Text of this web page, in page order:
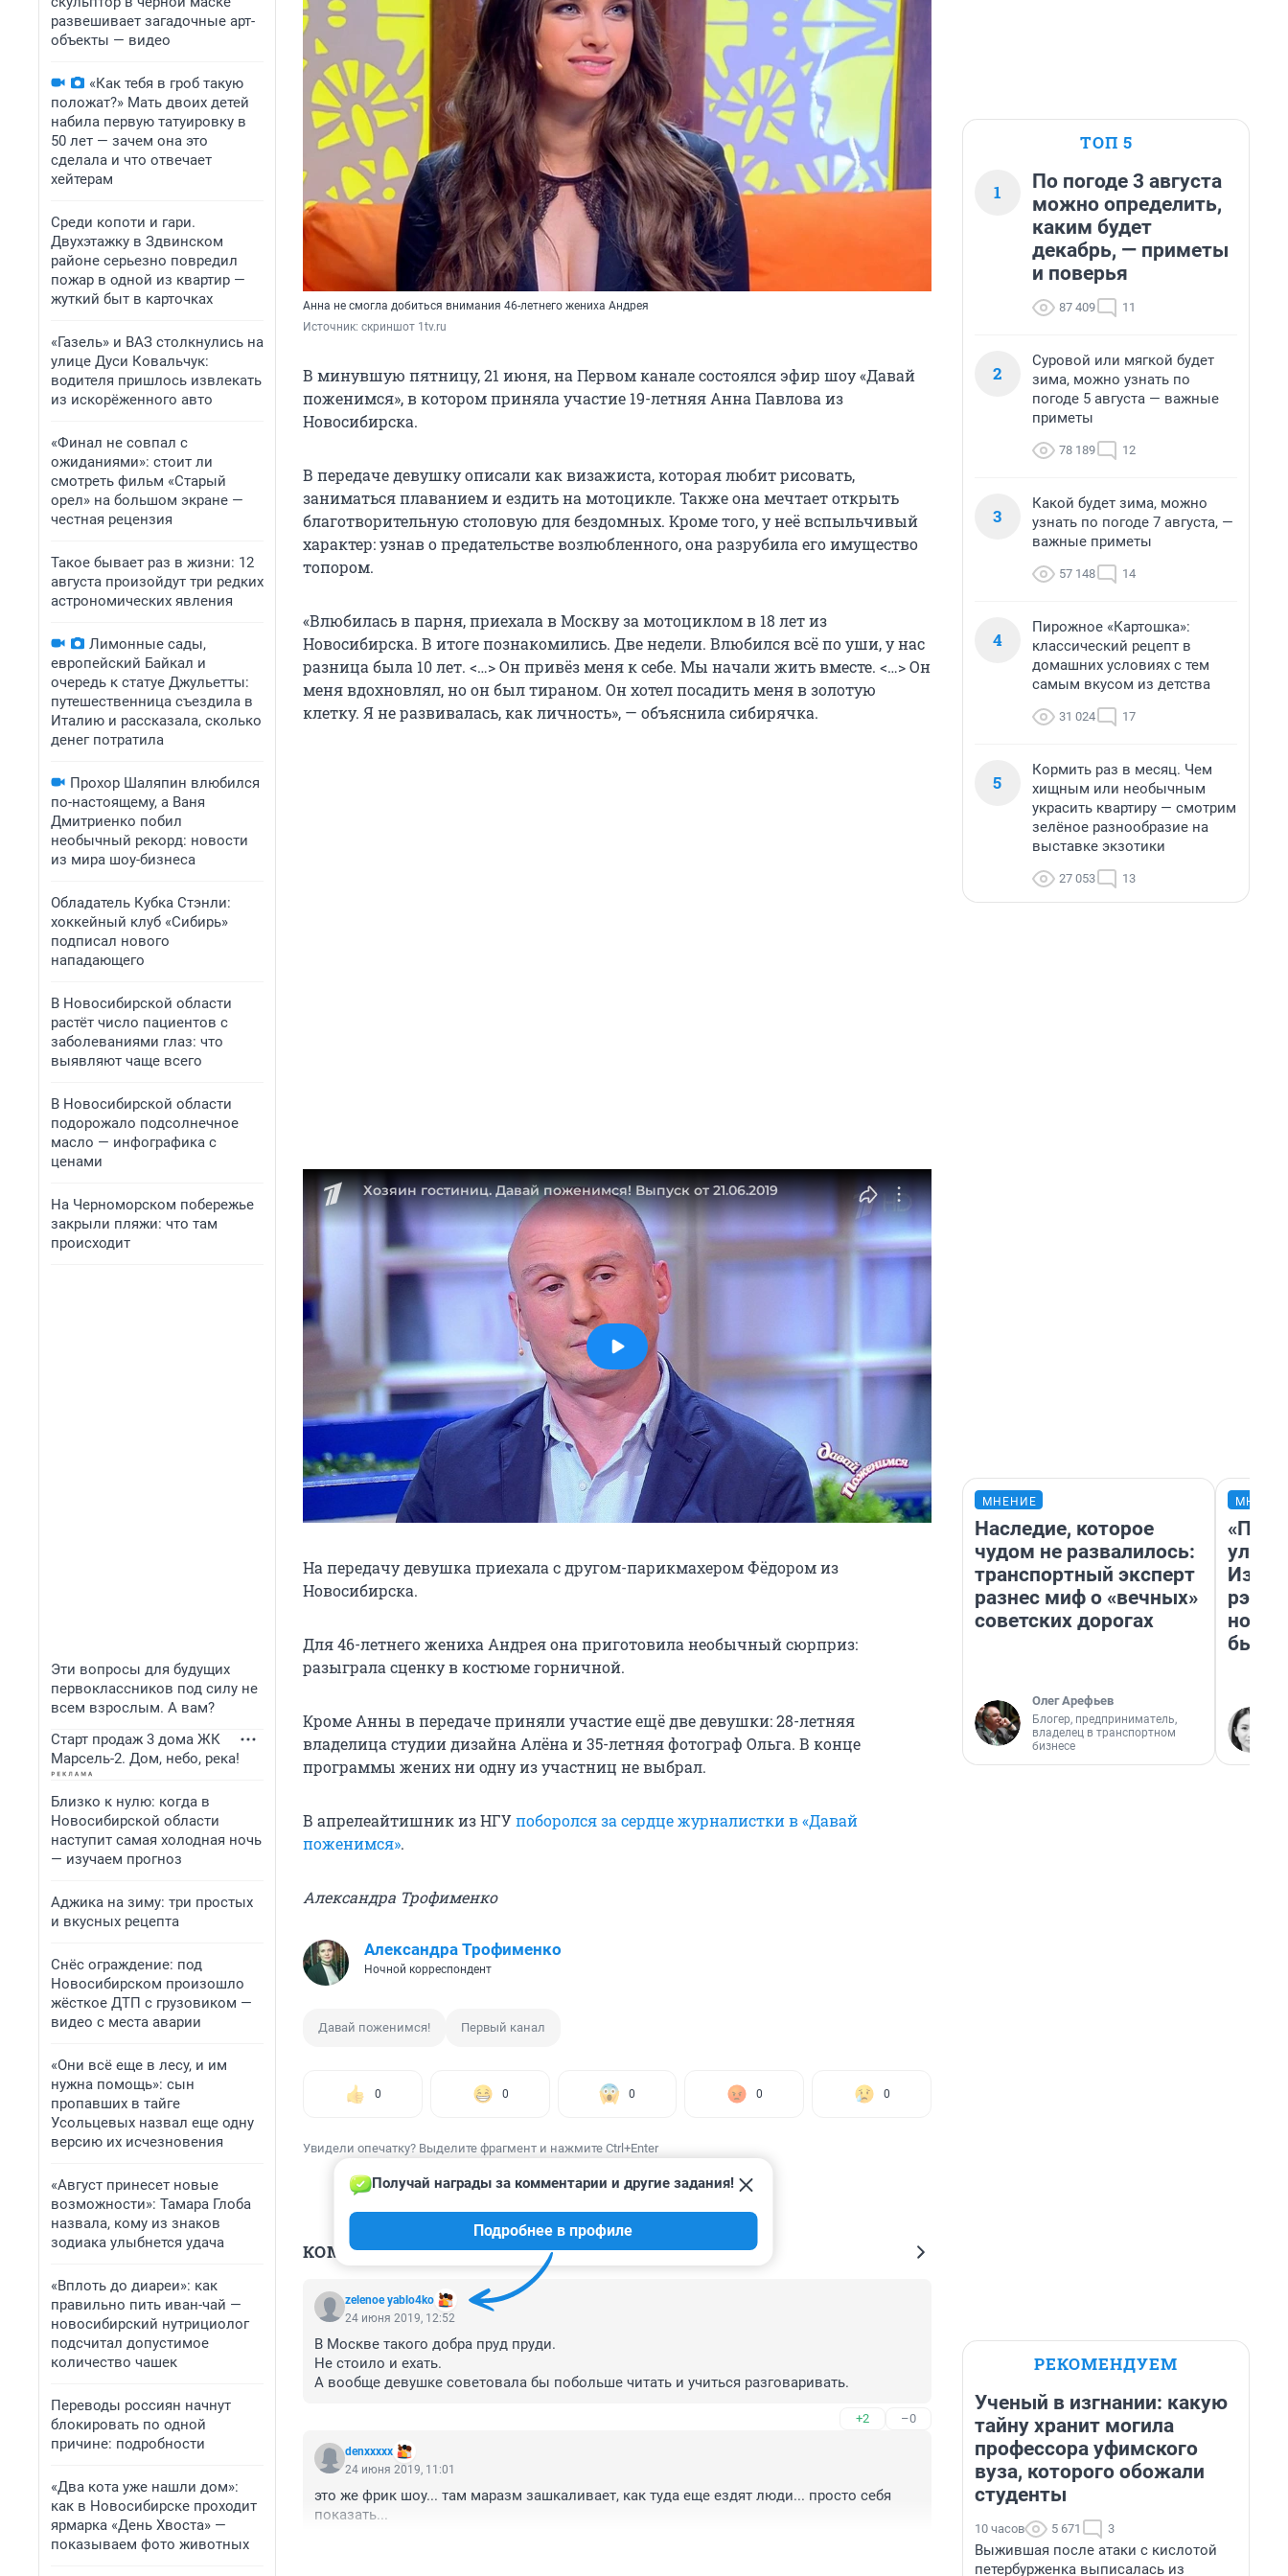
развешивает загадочные арт-
объекты — видео
«Как тебя в гроб такую
положат?» Мать двоих детей
набила первую татуировку в
50 лет — зачем она это
сделала и что отвечает
хейтерам
Среди копоти и гари.
Двухэтажку в Здвинском
районе серьезно повредил
пожар в одной из квартир —
жуткий быт в карточках
«Газель» и ВАЗ столкнулись на
улице Дуси Ковальчук:
водителя пришлось извлекать
из искорёженного авто
«Финал не совпал с
ожиданиями»: стоит ли
смотреть фильм «Старый
орел» на большом экране —
честная рецензия
Такое бывает раз в жизни: 12
августа произойдут три редких
астрономических явления
Лимонные сады,
европейский Байкал и
очередь к статуе Джульетты:
путешественница съездила в
Италию и рассказала, сколько
денег потратила
Прохор Шаляпин влюбился
по-настоящему, а Ваня
Дмитриенко побил
необычный рекорд: новости
из мира шоу-бизнеса
Обладатель Кубка Стэнли:
хоккейный клуб «Сибирь»
подписал нового
нападающего
В Новосибирской области
растёт число пациентов с
заболеваниями глаз: что
выявляют чаще всего
В Новосибирской области
подорожало подсолнечное
масло — инфографика с
ценами
На Черноморском побережье
закрыли пляжи: что там
происходит
Эти вопросы для будущих
первоклассников под силу не
всем взрослым. А вам?
Старт продаж 3 дома ЖК
Марсель-2. Дом, небо, река!
Близко к нулю: когда в
Новосибирской области
наступит самая холодная ночь
— изучаем прогноз
Аджика на зиму: три простых
и вкусных рецепта
Снёс ограждение: под
Новосибирском произошло
жёсткое ДТП с грузовиком —
видео с места аварии
«Они всё еще в лесу, и им
нужна помощь»: сын
пропавших в тайге
Усольцевых назвал еще одну
версию их исчезновения
«Август принесет новые
возможности»: Тамара Глоба
назвала, кому из знаков
зодиака улыбнется удача
«Вплоть до диареи»: как
правильно пить иван-чай —
новосибирский нутрициолог
подсчитал допустимое
количество чашек
Переводы россиян начнут
блокировать по одной
причине: подробности
«Два кота уже нашли дом»:
как в Новосибирске проходит
ярмарка «День Хвоста» —
показываем фото животных
Анна не смогла добиться внимания 46-летнего жениха Андрея
Источник: скриншот 1tv.ru
В минувшую пятницу, 21 июня, на Первом канале состоялся эфир шоу «Давай
поженимся», в котором приняла участие 19-летняя Анна Павлова из
Новосибирска.
В передаче девушку описали как визажиста, которая любит рисовать,
заниматься плаванием и ездить на мотоцикле. Также она мечтает открыть
благотворительную столовую для бездомных. Кроме того, у неё вспыльчивый
характер: узнав о предательстве возлюбленного, она разрубила его имущество
топором.
«Влюбилась в парня, приехала в Москву за мотоциклом в 18 лет из
Новосибирска. В итоге познакомились. Две недели. Влюбился всё по уши, у нас
разница была 10 лет. <…> Он привёз меня к себе. Мы начали жить вместе. <…> Он
меня вдохновлял, но он был тираном. Он хотел посадить меня в золотую
клетку. Я не развивалась, как личность», — объяснила сибирячка.
На передачу девушка приехала с другом-парикмахером Фёдором из
Новосибирска.
Для 46-летнего жениха Андрея она приготовила необычный сюрприз:
разыграла сценку в костюме горничной.
Кроме Анны в передаче приняли участие ещё две девушки: 28-летняя
владелица студии дизайна Алёна и 35-летняя фотограф Ольга. В конце
программы жених ни одну из участниц не выбрал.
В апрелеайтишник из НГУпоборолся за сердце журналистки в «Давай
поженимся».
Александра Трофименко
Александра Трофименко
Ночной корреспондент
Давай поженимся! Первый канал
0 0 0 0 0
Увидели опечатку? Выделите фрагмент и нажмите Ctrl+Enter
КОММЕНТАРИИ 112
zelenoe yablo4ko
Получай награды за комментарии и другие задания!
Подробнее в профиле
24 июня 2019, 12:52
В Москве такого добра пруд пруди.
Не стоило и ехать.
А вообще девушке советовала бы побольше читать и учиться разговаривать.
+2 –0
denxxxxx
24 июня 2019, 11:01
это же фрик шоу... там маразм зашкаливает, как туда еще ездят люди... просто себя
показать...
ТОП 5
1
По погоде 3 августа
можно определить,
каким будет
декабрь, — приметы
и поверья
87 409 11
2
Суровой или мягкой будет
зима, можно узнать по
погоде 5 августа — важные
приметы
78 189 12
3
Какой будет зима, можно
узнать по погоде 7 августа, —
важные приметы
57 148 14
4
Пирожное «Картошка»:
классический рецепт в
домашних условиях с тем
самым вкусом из детства
31 024 17
5
Кормить раз в месяц. Чем
хищным или необычным
украсить квартиру — смотрим
зелёное разнообразие на
выставке экзотики
27 053 13
МНЕНИЕ
Наследие, которое
чудом не развалилось:
транспортный эксперт
разнес миф о «вечных»
советских дорогах
Олег Арефьев
Блогер, предприниматель,
владелец в транспортном
бизнесе
было
РЕКОМЕНДУЕМ
Ученый в изгнании: какую
тайну хранит могила
профессора уфимского
вуза, которого обожали
студенты
10 часов 5 671 3
Выжившая после атаки с кислотой
петербурженка выписалась из